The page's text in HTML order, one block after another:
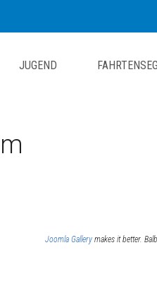
JUGEND
Joomla Gallery makes it better.